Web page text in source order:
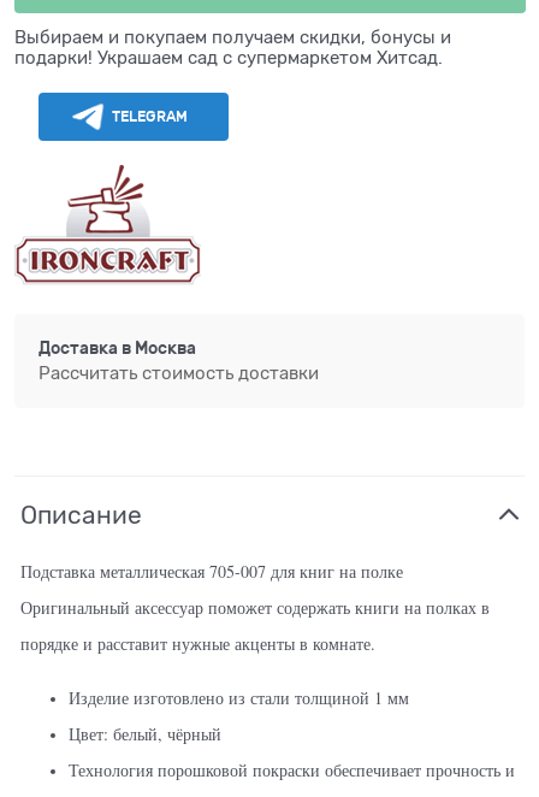
Выбираем и покупаем получаем скидки, бонусы и
подарки! Украшаем сад с супермаркетом Хитсад.
TELEGRAM
Доставка в Москва
Рассчитать стоимость доставки
Описание
Подставка металлическая 705-007 для книг на полке
Оригинальный аксессуар поможет содержать книги на полках в
порядке и расставит нужные акценты в комнате.
Изделие изготовлено из стали толщиной 1 мм
Цвет: белый, чёрный
Технология порошковой покраски обеспечивает прочность и